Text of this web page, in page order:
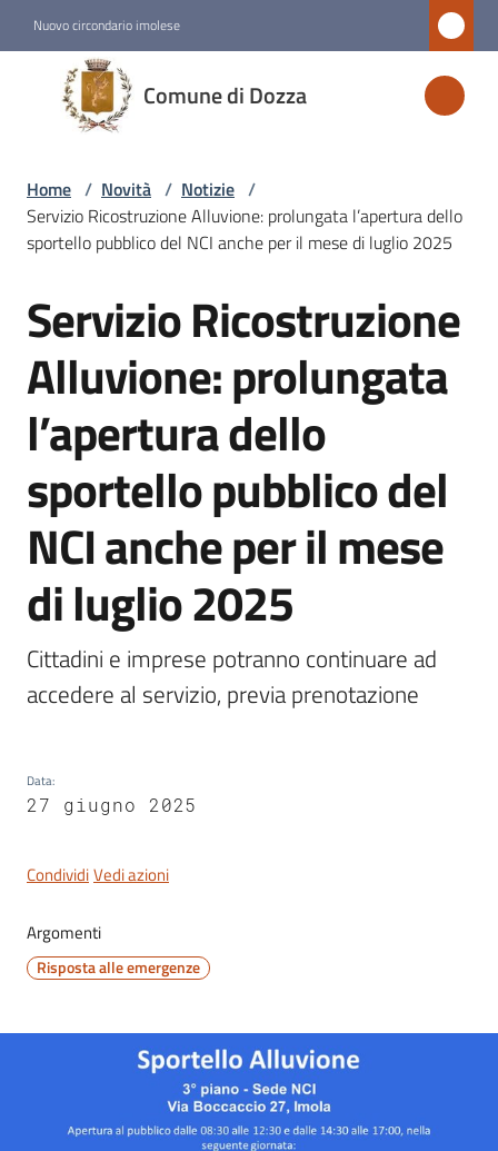
Nuovo circondario imolese
Comune di Dozza
Comune
di
Dozza
Amministrazione
Novità
Menu selezionato
Servizi
Menu selezionato
Dozza
on-
line
gli
argomenti
su
Home / Novità / Notizie /
Servizio Ricostruzione Alluvione: prolungata l’apertura dello
sportello pubblico del NCI anche per il mese di luglio 2025
Salta al contenuto
Servizio Ricostruzione
Alluvione: prolungata
l’apertura dello
sportello pubblico del
NCI anche per il mese
di luglio 2025
Cittadini e imprese potranno continuare ad
accedere al servizio, previa prenotazione
Data:
27 giugno 2025
CondividiVedi azioni
Argomenti
Risposta alle emergenze